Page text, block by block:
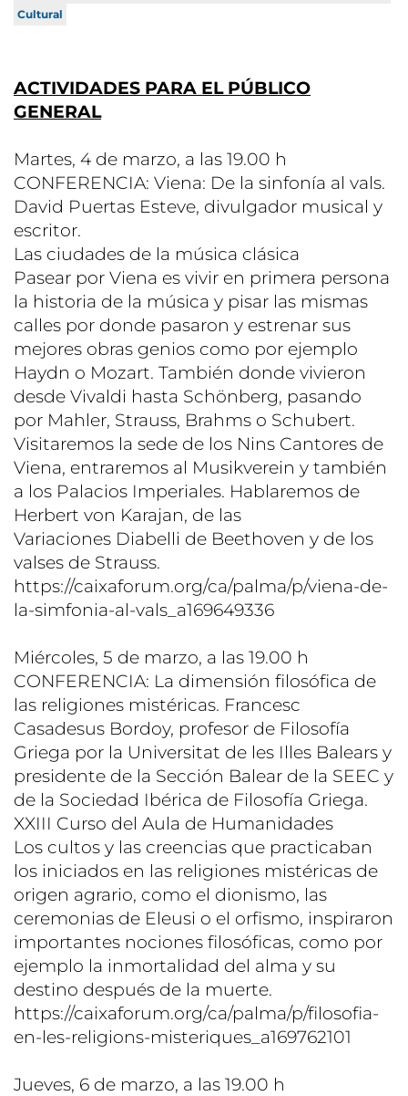
Cultural
ACTIVIDADES PARA EL PÚBLICO
GENERAL
Martes, 4 de marzo, a las 19.00 h
CONFERENCIA: Viena: De la sinfonía al vals.
David Puertas Esteve, divulgador musical y
escritor.
Las ciudades de la música clásica
Pasear por Viena es vivir en primera persona
la historia de la música y pisar las mismas
calles por donde pasaron y estrenar sus
mejores obras genios como por ejemplo
Haydn o Mozart. También donde vivieron
desde Vivaldi hasta Schönberg, pasando
por Mahler, Strauss, Brahms o Schubert.
Visitaremos la sede de los Nins Cantores de
Viena, entraremos al Musikverein y también
a los Palacios Imperiales. Hablaremos de
Herbert von Karajan, de las
Variaciones Diabelli de Beethoven y de los
valses de Strauss.
https://caixaforum.org/ca/palma/p/viena-de-
la-simfonia-al-vals_a169649336
Miércoles, 5 de marzo, a las 19.00 h
CONFERENCIA: La dimensión filosófica de
las religiones mistéricas. Francesc
Casadesus Bordoy, profesor de Filosofía
Griega por la Universitat de les Illes Balears y
presidente de la Sección Balear de la SEEC y
de la Sociedad Ibérica de Filosofía Griega.
XXIII Curso del Aula de Humanidades
Los cultos y las creencias que practicaban
los iniciados en las religiones mistéricas de
origen agrario, como el dionismo, las
ceremonias de Eleusi o el orfismo, inspiraron
importantes nociones filosóficas, como por
ejemplo la inmortalidad del alma y su
destino después de la muerte.
https://caixaforum.org/ca/palma/p/filosofia-
en-les-religions-misteriques_a169762101
Jueves, 6 de marzo, a las 19.00 h